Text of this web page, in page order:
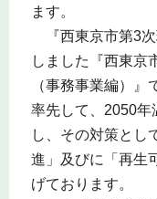
ます。
『西東京市第3次
しました『西東京
（事務事業編）
率先して、2050年
し、その対策とし
進」及びに「再生
げております。